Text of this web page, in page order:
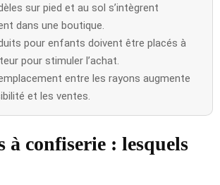
sur pied et au sol s’intègrent
dans une boutique.
pour enfants doivent être placés à
pour stimuler l’achat.
entre les rayons augmente
et les ventes.
à confiserie : lesquels